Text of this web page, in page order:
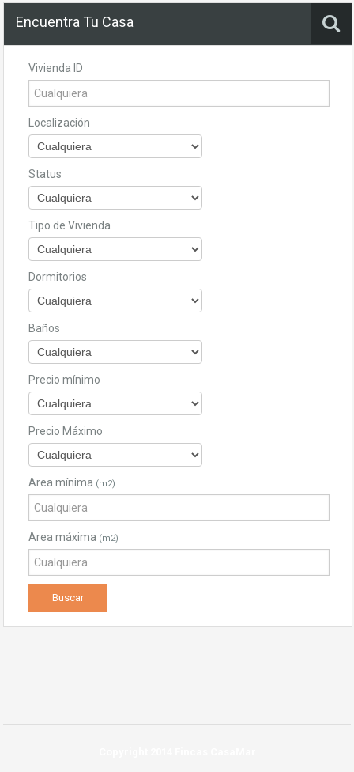
Encuentra Tu Casa
Vivienda ID
Localización
Status
Tipo de Vivienda
Dormitorios
Baños
Precio mínimo
Precio Máximo
Area mínima (m2)
Area máxima (m2)